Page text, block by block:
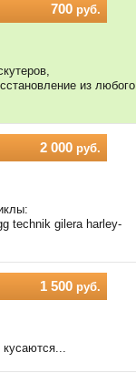
700 руб.
из любого
2 000 руб.
technik gilera harley-
1 500 руб.
кусаются...